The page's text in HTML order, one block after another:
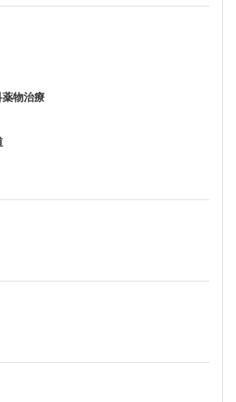
対する局所療法
抗体陽性、CRIONを除く)
全身薬投与
剤投与
トマイシンCの副作用
剤
剤
る薬剤
経症
物治療
の薬剤